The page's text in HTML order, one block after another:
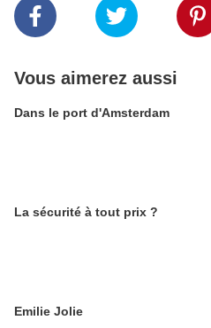
Vous aimerez aussi
Dans le port d'Amsterdam
La sécurité à tout prix ?
Emilie Jolie